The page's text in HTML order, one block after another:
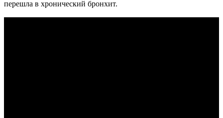
перешла в хронический бронхит.